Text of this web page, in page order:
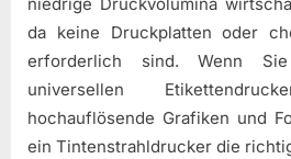
da keine Druckplatten oder
erforderlich sind. Wenn
universellen
hochauflösende Grafiken und
ein Tintenstrahldrucker die